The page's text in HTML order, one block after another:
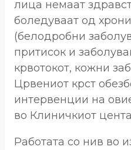
лица немаат
боледуваат од
(белодробни
притисок и
крвотокот, кожни
Црвениот крст
интервенции на
во Клиничкиот
Работата со нив во